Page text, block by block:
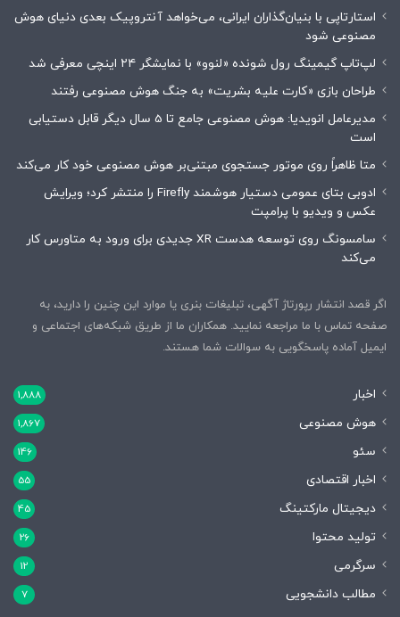
استارتاپی با بنیان‌گذاران ایرانی، می‌خواهد آنتروپیک بعدی دنیای هوش
مصنوعی شود
لپ‌تاپ گیمینگ رول شونده «لنوو» با نمایشگر ۲۴ اینچی معرفی شد
طراحان بازی «کارت علیه بشریت» به جنگ هوش مصنوعی رفتند
مدیرعامل انویدیا: هوش مصنوعی جامع تا 5 سال دیگر قابل دستیابی
است
متا ظاهراً روی موتور جستجوی مبتنی‌بر هوش مصنوعی خود کار می‌کند
ادوبی بتای عمومی دستیار هوشمند Firefly را منتشر کرد؛ ویرایش
عکس و ویدیو با پرامپت
سامسونگ روی توسعه هدست XR جدیدی برای ورود به متاورس کار
می‌کند
اگر قصد انتشار رپورتاژ آگهی، تبلیغات بنری یا موارد این چنین را دارید، به
صفحه تماس با ما مراجعه نمایید. همکاران ما از طریق شبکه‌های اجتماعی و
ایمیل آماده پاسخگویی به سوالات شما هستند.
اخبار 1,888
هوش مصنوعی 1,867
سئو 146
اخبار اقتصادی 55
دیجیتال مارکتینگ 45
تولید محتوا 26
سرگرمی 12
مطالب دانشجویی 7